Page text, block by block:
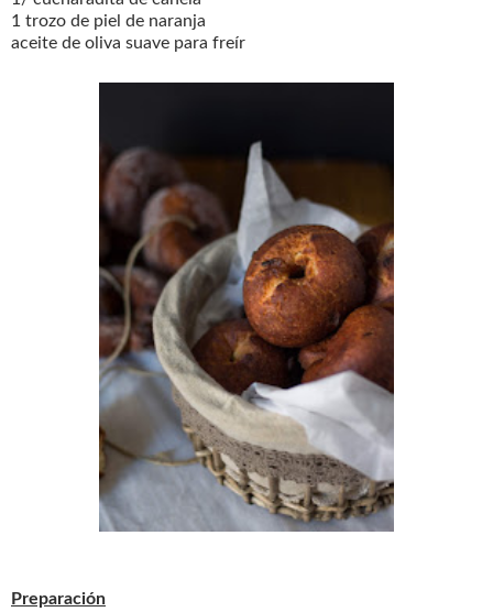
1 trozo de piel de naranja
aceite de oliva suave para freír
Preparación